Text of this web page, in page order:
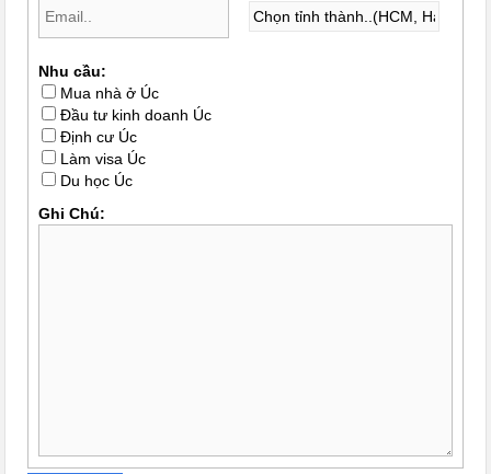
Nhu cầu:
Mua nhà ở Úc
Đầu tư kinh doanh Úc
Định cư Úc
Làm visa Úc
Du học Úc
Ghi Chú: